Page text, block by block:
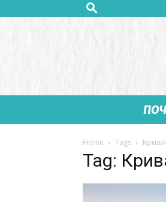
Home Tags
Tag: